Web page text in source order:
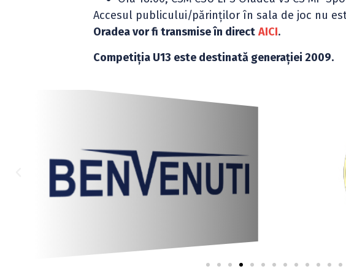
Accesul publicului/părinților în sala de joc nu
Oradea vor fi transmise în direct AICI.
Competiția U13 este destinată generației 2009.